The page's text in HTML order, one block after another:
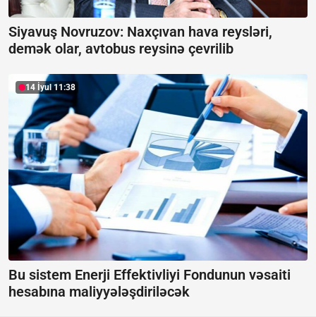
Siyavuş Novruzov: Naxçıvan hava reysləri,
demək olar, avtobus reysinə çevrilib
14 İyul 11:38
Bu sistem Enerji Effektivliyi Fondunun vəsaiti
hesabına maliyyələşdiriləcək